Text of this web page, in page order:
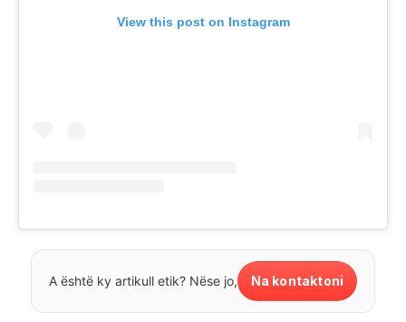
View this post on Instagram
A është ky artikull etik? Nëse jo, Na kontaktoni